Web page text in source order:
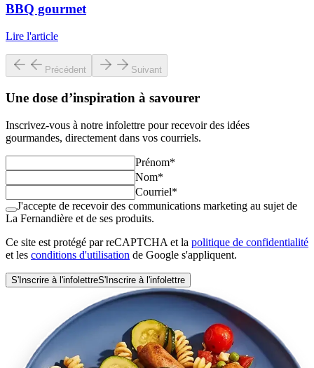
BBQ gourmet
Lire l'article
Précédent Suivant
Une dose d’inspiration à savourer
Inscrivez-vous à notre infolettre pour recevoir des idées
gourmandes, directement dans vos courriels.
Prénom*
Nom*
Courriel*
J'accepte de recevoir des communications marketing au sujet de
La Fernandière et de ses produits.
Ce site est protégé par reCAPTCHA et la politique de confidentialité
et les conditions d'utilisation de Google s'appliquent.
S'Inscrire à l'infolettreS'Inscrire à l'infolettre